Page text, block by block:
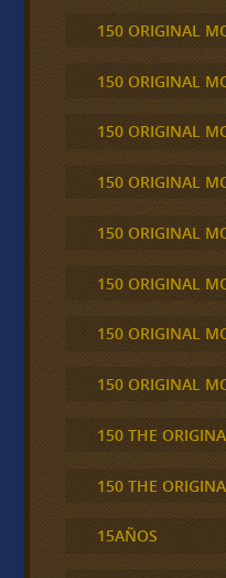
150 ORIGINAL
150 ORIGINAL
150 ORIGINAL
150 ORIGINAL
150 ORIGINAL
150 ORIGINAL
150 ORIGINAL
150 ORIGINAL
150 THE
150 THE
15AÑOS